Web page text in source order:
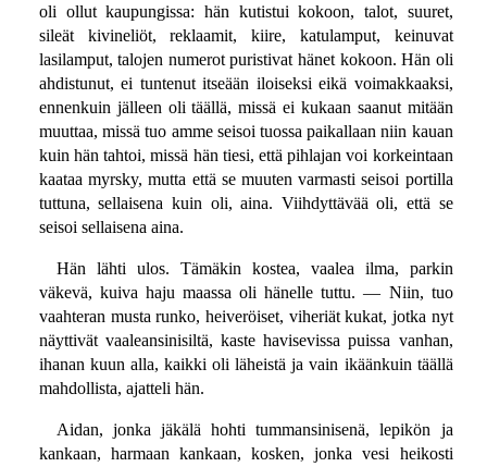
oli ollut kaupungissa: hän kutistui kokoon, talot, suuret,
sileät kivineliöt, reklaamit, kiire, katulamput, keinuvat
lasilamput, talojen numerot puristivat hänet kokoon. Hän oli
ahdistunut, ei tuntenut itseään iloiseksi eikä voimakkaaksi,
ennenkuin jälleen oli täällä, missä ei kukaan saanut mitään
muuttaa, missä tuo amme seisoi tuossa paikallaan niin kauan
kuin hän tahtoi, missä hän tiesi, että pihlajan voi korkeintaan
kaataa myrsky, mutta että se muuten varmasti seisoi portilla
tuttuna, sellaisena kuin oli, aina. Viihdyttävää oli, että se
seisoi sellaisena aina.
Hän lähti ulos. Tämäkin kostea, vaalea ilma, parkin
väkevä, kuiva haju maassa oli hänelle tuttu. — Niin, tuo
vaahteran musta runko, heiveröiset, viheriät kukat, jotka nyt
näyttivät vaaleansinisiltä, kaste havisevissa puissa vanhan,
ihanan kuun alla, kaikki oli läheistä ja vain ikäänkuin täällä
mahdollista, ajatteli hän.
Aidan, jonka jäkälä hohti tummansinisenä, lepikön ja
kankaan, harmaan kankaan, kosken, jonka vesi heikosti